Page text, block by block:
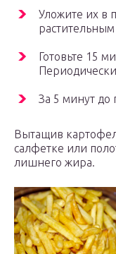
Уложите их в
растительным
Готовьте 15
За 5 минут до
Вытащив
салфетке или
лишнего жира.